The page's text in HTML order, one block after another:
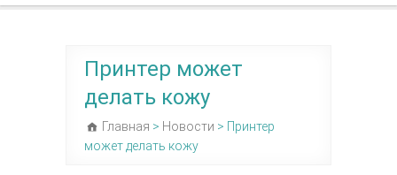
Принтер может
делать кожу
Главная > Новости > Принтер
может делать кожу